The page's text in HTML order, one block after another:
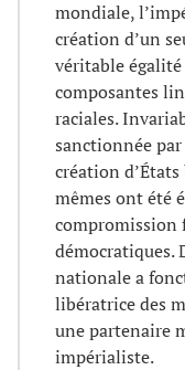
mondiale,
création d’un
véritable égalité
composantes
raciales.
sanctionnée
création
mêmes ont été
compromission
démocratiques.
nationale a
libératrice des
une partenaire
impérialiste.